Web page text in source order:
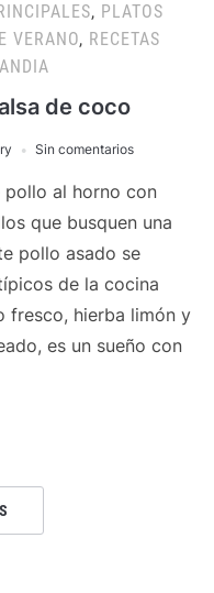
, PLATOS
VERANO, RECETAS
de coco
Sin comentarios
al horno con
que busquen una
pollo asado se
de la cocina
fresco, hierba limón y
es un sueño con